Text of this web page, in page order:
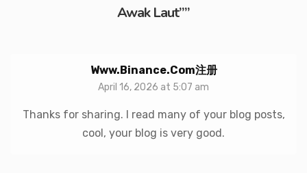
Awak Laut””
Www.binance.com注册
April 16, 2026 at 5:07 am
Thanks for sharing. I read many of your blog posts,
cool, your blog is very good.